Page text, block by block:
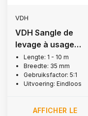
VDH
VDH Sangle de
levage à usage
unique, 1 tonnes
Lengte: 1 - 10 m
Breedte: 35 mm
Gebruiksfactor: 5:1
Uitvoering: Eindloos
AFFICHER LE